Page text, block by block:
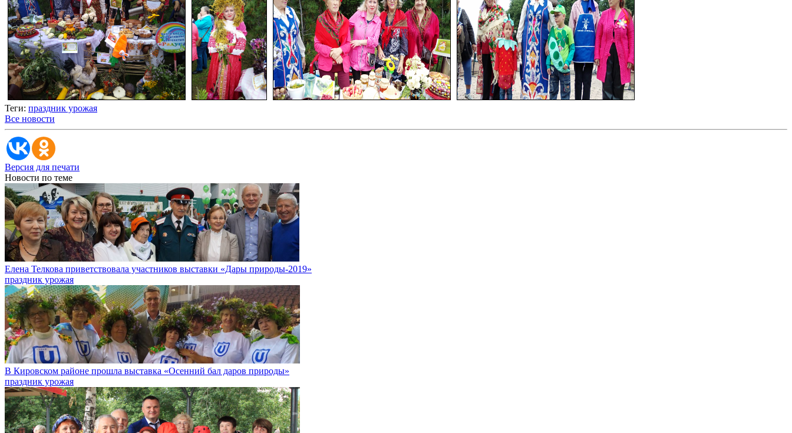
Теги: праздник урожая
Все новости
Версия для печати
Новости по теме
Елена Телкова приветствовала участников выставки «Дары природы-2019»
праздник урожая
В Кировском районе прошла выставка «Осенний бал даров природы»
праздник урожая